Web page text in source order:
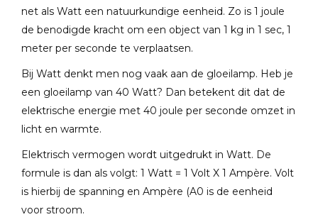
net als Watt een natuurkundige eenheid. Zo is 1 joule
de benodigde kracht om een object van 1 kg in 1 sec, 1
meter per seconde te verplaatsen.
Bij Watt denkt men nog vaak aan de gloeilamp. Heb je
een gloeilamp van 40 Watt? Dan betekent dit dat de
elektrische energie met 40 joule per seconde omzet in
licht en warmte.
Elektrisch vermogen wordt uitgedrukt in Watt. De
formule is dan als volgt: 1 Watt = 1 Volt X 1 Ampère. Volt
is hierbij de spanning en Ampère (A0 is de eenheid
voor stroom.